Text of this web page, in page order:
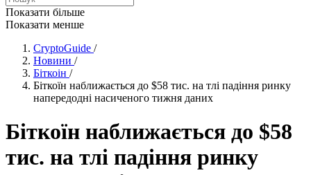
Показати більше
Показати менше
CryptoGuide /
Новини /
Біткоін /
Біткоїн наближається до $58 тис. на тлі падіння ринку
напередодні насиченого тижня даних
Біткоїн наближається до $58
тис. на тлі падіння ринку